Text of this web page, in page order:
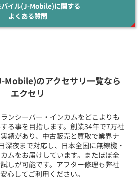
バイル(J-Mobile)に関する
よくある質問
Mobile)のアクセサリ一覧なら
エクセリ
ンシーバー・インカムをどこよりも
る事を目指します。創業34年で7万社
績があり、中古販売と買取で業界ナ
深夜まで対応し、日本全国に無線機・
ムをお届けしています。またほぼ全
しが可能です。アフター修理も弊社
心してご利用ください。